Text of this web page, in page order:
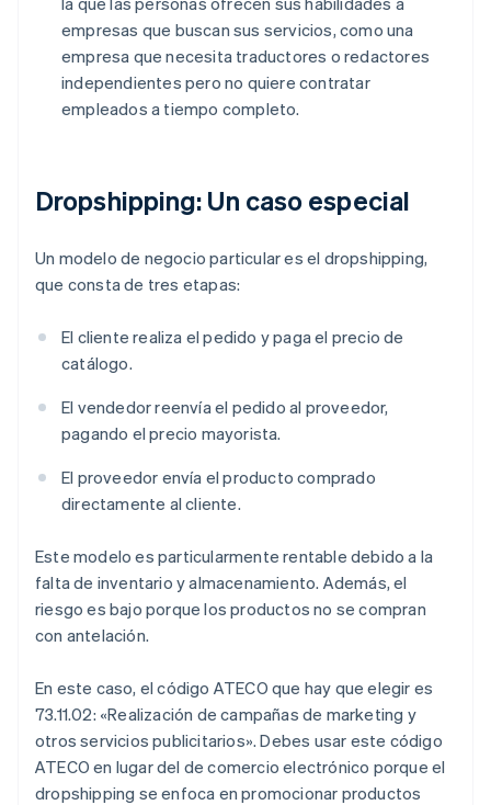
empresas que buscan sus servicios, como una
empresa que necesita traductores o redactores
independientes pero no quiere contratar
empleados a tiempo completo.
Dropshipping: Un caso especial
Un modelo de negocio particular es el dropshipping,
que consta de tres etapas:
El cliente realiza el pedido y paga el precio de
catálogo.
El vendedor reenvía el pedido al proveedor,
pagando el precio mayorista.
El proveedor envía el producto comprado
directamente al cliente.
Este modelo es particularmente rentable debido a la
falta de inventario y almacenamiento. Además, el
riesgo es bajo porque los productos no se compran
con antelación.
En este caso, el código ATECO que hay que elegir es
73.11.02: «Realización de campañas de marketing y
otros servicios publicitarios». Debes usar este código
ATECO en lugar del de comercio electrónico porque el
dropshipping se enfoca en promocionar productos